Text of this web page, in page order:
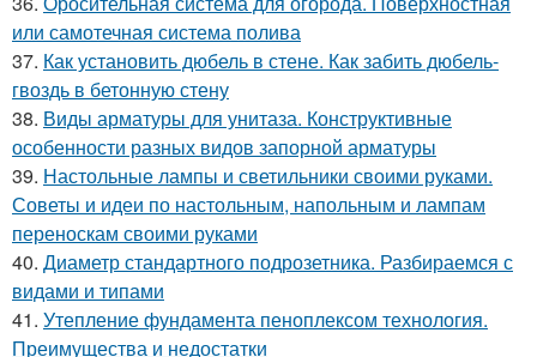
или самотечная система полива
37. Как установить дюбель в стене. Как забить дюбель-
гвоздь в бетонную стену
38. Виды арматуры для унитаза. Конструктивные
особенности разных видов запорной арматуры
39. Настольные лампы и светильники своими руками.
Советы и идеи по настольным, напольным и лампам
переноскам своими руками
40. Диаметр стандартного подрозетника. Разбираемся с
видами и типами
41. Утепление фундамента пеноплексом технология.
Преимущества и недостатки